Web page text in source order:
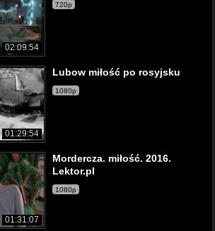
02:09:54
720p
01:29:54
Lubow miłość po rosyjsku
1080p
01:31:07
Mordercza. miłość. 2016.
Lektor.pl
1080p